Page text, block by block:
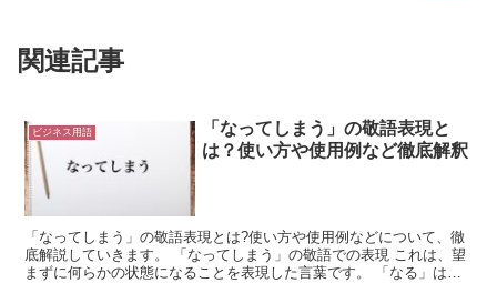
関連記事
ビジネス用語
「なってしまう」の敬語表現と
は？使い方や使用例など徹底解釈
「なってしまう」の敬語表現とは?使い方や使用例などについて、徹
底解説していきます。 「なってしまう」の敬語での表現 これは、望
まずに何らかの状態になることを表現した言葉です。 「なる」は状